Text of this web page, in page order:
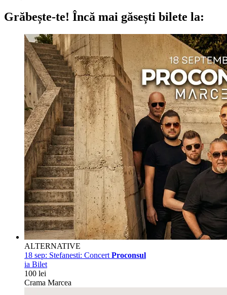
Grăbește-te! Încă mai găsești bilete la:
ALTERNATIVE
18 sep: Stefanesti: Concert Proconsul
ia Bilet
100 lei
Crama Marcea